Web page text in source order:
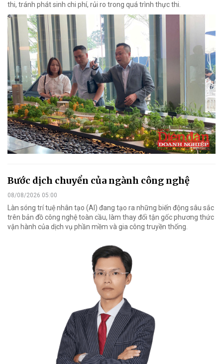
thi, tránh phát sinh chi phí, rủi ro trong quá trình thực thi.
Bước dịch chuyển của ngành công nghệ
08/08/2026 05:00
Làn sóng trí tuệ nhân tạo (AI) đang tạo ra những biến động sâu sắc
trên bản đồ công nghệ toàn cầu, làm thay đổi tận gốc phương thức
vận hành của dịch vụ phần mềm và gia công truyền thống.